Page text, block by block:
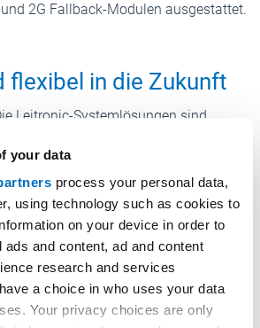
your data
process your personal data,
using technology such as cookies to
on your device in order to
and content, ad and content
research and services
a choice in who uses your data
Your privacy choices are only
2G Fallback-Modulen ausgestattet.
flexibel in die Zukunft
Leitronic-Systemlösungen sind
die möglichst weitreichende
Update und Unterhalt.
für die Aktualisierung
entfallen. Neue Mobilfunkstandards,
bei späterer Marktreife auch 5G,
einfachen Tausch einer Platine
des kompletten Notrufgeräts ist